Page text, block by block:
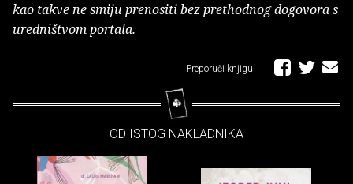
kao takve ne smiju prenositi bez prethodnog dogovora s
uredništvom portala.
Preporuči knjigu
– OD ISTOG NAKLADNIKA –